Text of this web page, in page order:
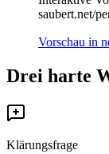
saubert.net/
Vorschau in
Drei harte
Klärungsfrage